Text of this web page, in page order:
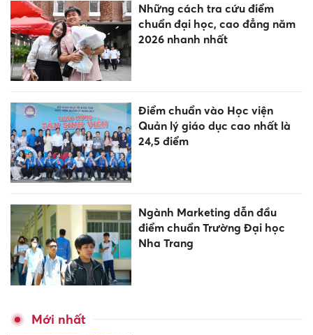
Những cách tra cứu điểm
chuẩn đại học, cao đẳng năm
2026 nhanh nhất
Điểm chuẩn vào Học viện
Quản lý giáo dục cao nhất là
24,5 điểm
Ngành Marketing dẫn đầu
điểm chuẩn Trường Đại học
Nha Trang
Mới nhất